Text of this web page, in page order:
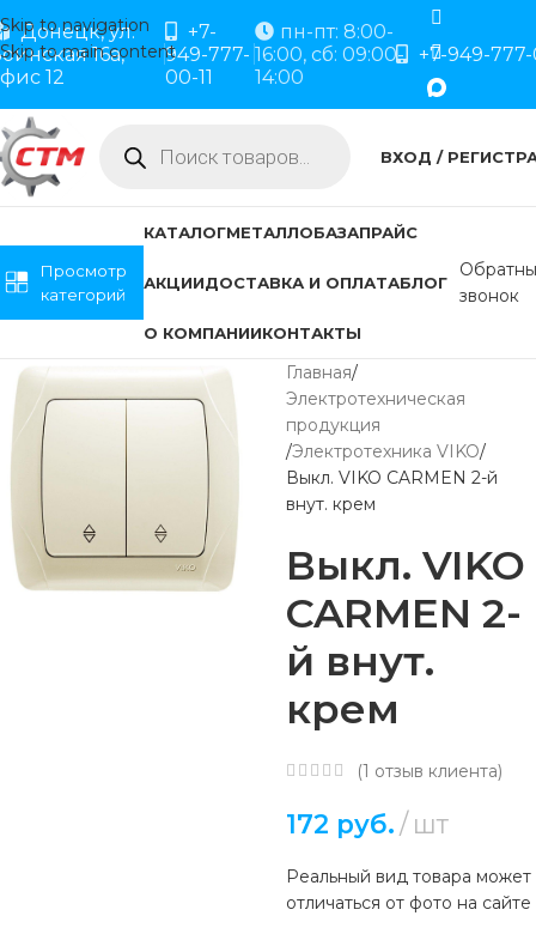
Skip to navigation
Skip to main content
Донецк, ул.
16а,
12
+7-
949-777-
00-11
пн-пт: 8:00-
16:00, сб: 09:00-
14:00
+7-949-777-
ВХОД /
Просмотр
категорий
КАТАЛОГМЕТАЛЛОБАЗАПРАЙС
АКЦИИДОСТАВКА И ОПЛАТАБЛОГ
О КОМПАНИИКОНТАКТЫ
звонок
Главная
Электротехническая
продукция
Электротехника VIKO
Выкл. VIKO CARMEN 2-й
внут. крем
Выкл. VIKO
CARMEN 2-
й внут.
крем
(1 отзыв клиента)
172 руб. шт
Реальный вид товара может
отличаться от фото на сайте